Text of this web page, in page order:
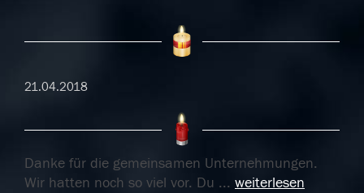
21.04.2018
Danke für die gemeinsamen Unternehmungen.
Wir hatten noch so viel vor. Du ... weiterlesen